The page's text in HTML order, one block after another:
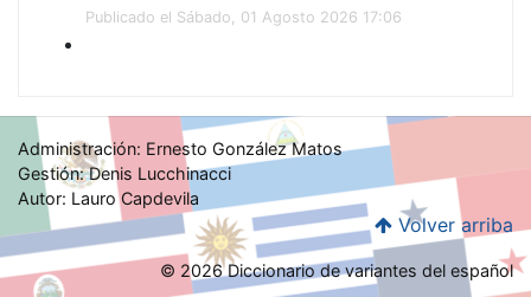
Publicado el Sábado, 01 Agosto 2026 17:06
Administración: Ernesto González Matos
Gestión: Denis Lucchinacci
Autor: Lauro Capdevila
Volver arriba
© 2026 Diccionario de variantes del español